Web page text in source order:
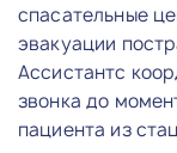
спасательные
эвакуации
Ассистантс
звонка до
пациента из